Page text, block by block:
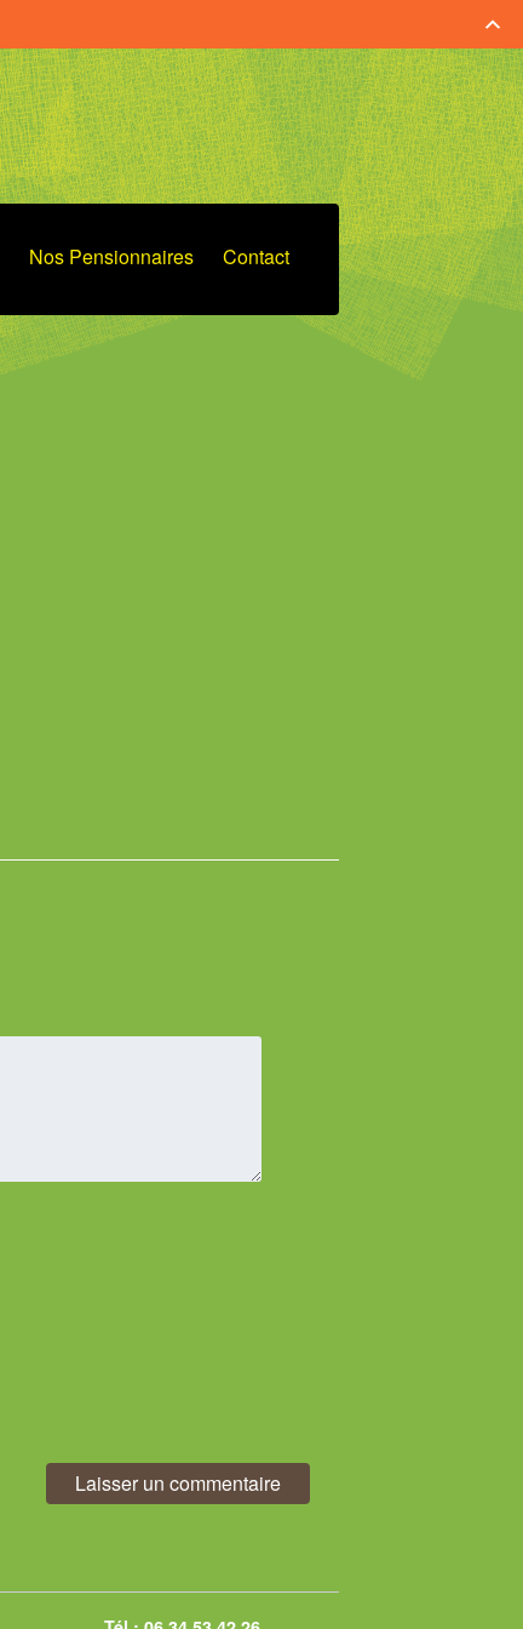
Nos Pensionnaires Contact